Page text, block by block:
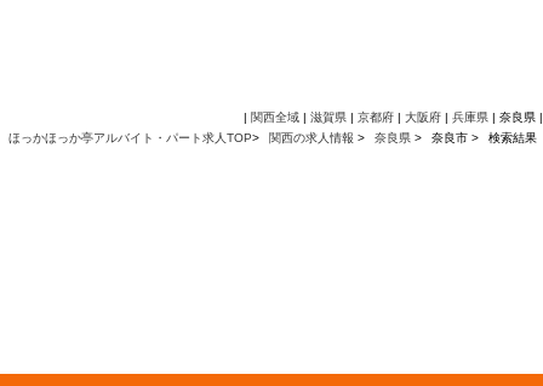
| 関西全域 | 滋賀県 | 京都府 | 大阪府 | 兵庫県 | 奈良県 |
ほっかほっか亭アルバイト・パート求人TOP> 関西の求人情報 > 奈良県 > 奈良市 > 検索結果